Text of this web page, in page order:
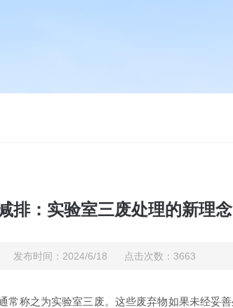
排：实验室三废处理的新理念
发布时间：2024/6/18 点击次数：3663
之为实验室三废。这些废弃物如果未经妥